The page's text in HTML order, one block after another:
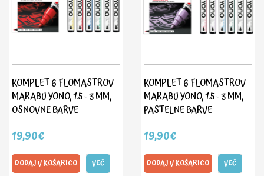
KOMPLET 6 FLOMASTROV
MARABU YONO, 1.5 - 3 MM,
OSNOVNE BARVE
19,90€
DODAJ V KOŠARICO VEČ
KOMPLET 6 FLOMASTROV
MARABU YONO, 1.5 - 3 MM,
PASTELNE BARVE
19,90€
DODAJ V KOŠARICO VEČ